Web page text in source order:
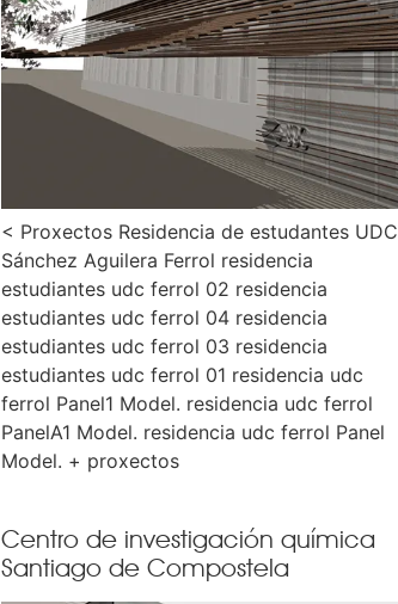
< Proxectos Residencia de estudantes UDC
Sánchez Aguilera Ferrol residencia
estudiantes udc ferrol 02 residencia
estudiantes udc ferrol 04 residencia
estudiantes udc ferrol 03 residencia
estudiantes udc ferrol 01 residencia udc
ferrol Panel1 Model. residencia udc ferrol
PanelA1 Model. residencia udc ferrol Panel
Model. + proxectos
Centro de investigación química
Santiago de Compostela